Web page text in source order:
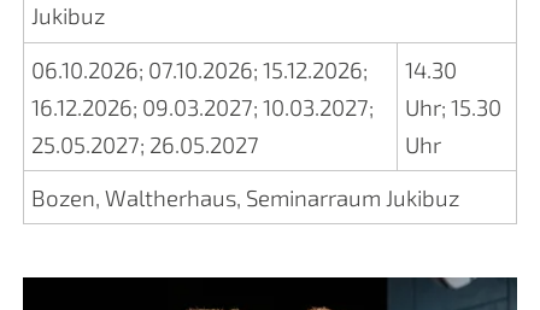
Jukibuz
06.10.2026; 07.10.2026; 15.12.2026;
16.12.2026; 09.03.2027; 10.03.2027;
25.05.2027; 26.05.2027
14.30
Uhr; 15.30
Uhr
Bozen, Waltherhaus, Seminarraum Jukibuz